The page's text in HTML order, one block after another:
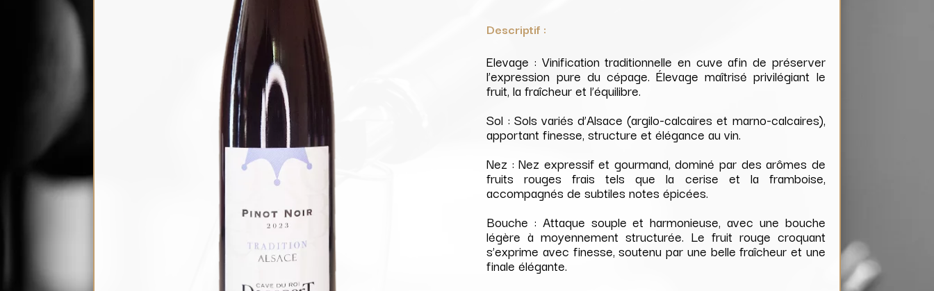
Descriptif :
Elevage : Vinification traditionnelle en cuve afin de préserver
l’expression pure du cépage. Élevage maîtrisé privilégiant le
fruit, la fraîcheur et l’équilibre.
Sol : Sols variés d’Alsace (argilo-calcaires et marno-calcaires),
apportant finesse, structure et élégance au vin.
Nez : Nez expressif et gourmand, dominé par des arômes de
fruits rouges frais tels que la cerise et la framboise,
accompagnés de subtiles notes épicées.
Bouche : Attaque souple et harmonieuse, avec une bouche
légère à moyennement structurée. Le fruit rouge croquant
s’exprime avec finesse, soutenu par une belle fraîcheur et une
finale élégante.